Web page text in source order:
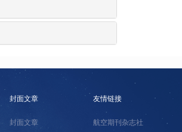
封面文章
封面文章
友情链接
航空期刊杂志社